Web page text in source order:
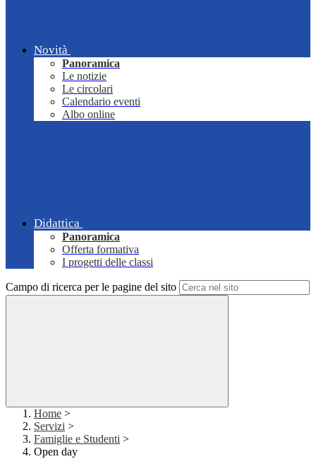
Novità
Panoramica
Le notizie
Le circolari
Calendario eventi
Albo online
Didattica
Panoramica
Offerta formativa
I progetti delle classi
Campo di ricerca per le pagine del sito
Home >
Servizi >
Famiglie e Studenti >
Open day